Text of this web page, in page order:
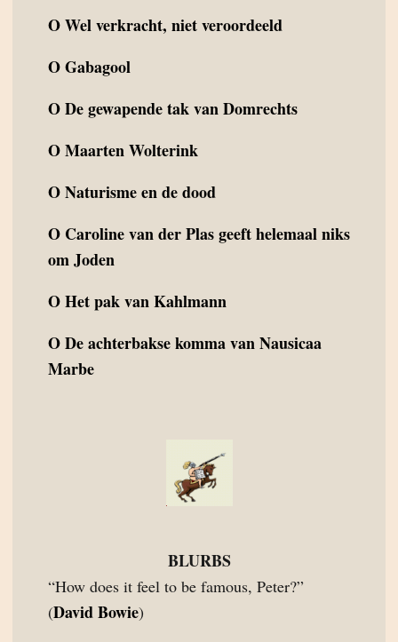
OWel verkracht, niet veroordeeld
OGabagool
ODe gewapende tak van Domrechts
OMaarten Wolterink
ONaturisme en de dood
O Caroline van der Plas geeft helemaal niks
om Joden
OHet pak van Kahlmann
ODe achterbakse komma van Nausicaa
Marbe
BLURBS
“How does it feel to be famous, Peter?”
(David Bowie)